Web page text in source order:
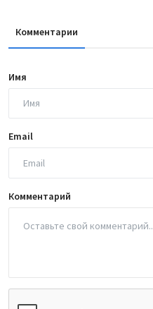
Комментарии
Имя
Email
Комментарий